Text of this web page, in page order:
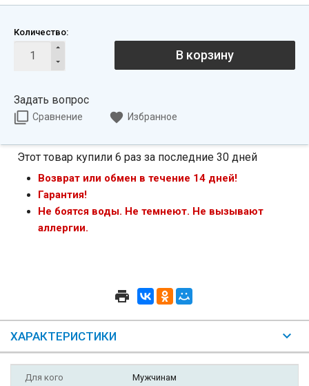
Количество:
В корзину
Задать вопрос
Сравнение Избранное
Этот товар купили 6 раз за последние 30 дней
Возврат или обмен в течение 14 дней!
Гарантия!
Не боятся воды. Не темнеют. Не вызывают
аллергии.
ХАРАКТЕРИСТИКИ
Для кого Мужчинам